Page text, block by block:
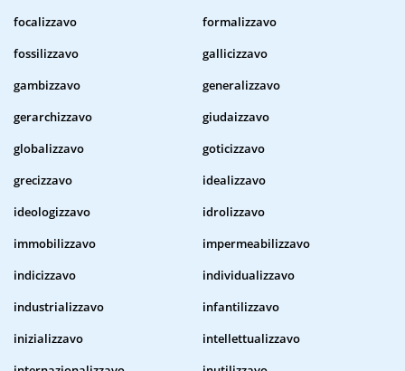
focalizzavo
formalizzavo
fossilizzavo
gallicizzavo
gambizzavo
generalizzavo
gerarchizzavo
giudaizzavo
globalizzavo
goticizzavo
grecizzavo
idealizzavo
ideologizzavo
idrolizzavo
immobilizzavo
impermeabilizzavo
indicizzavo
individualizzavo
industrializzavo
infantilizzavo
inizializzavo
intellettualizzavo